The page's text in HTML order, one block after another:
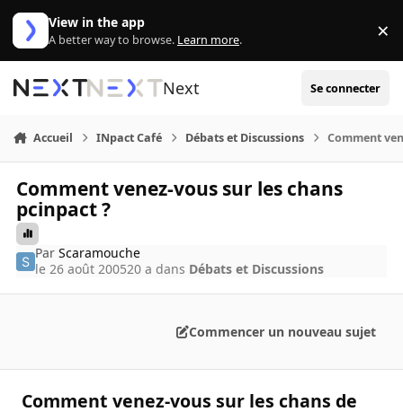
Aller au contenu
View in the app
A better way to browse. Learn more. ×
Next Se connecter
Accueil INpact Café Débats et Discussions Comment
Comment venez-vous sur les chans
pcinpact ?
ParScaramouche
le 26 août 200520 a dans Débats et Discussions
Commencer un nouveau sujet
Comment venez-vous sur les chans de